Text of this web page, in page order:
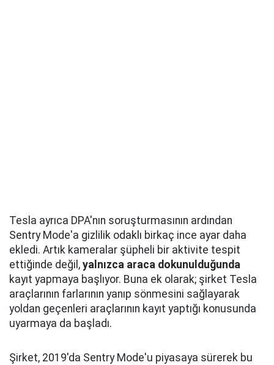
Tesla ayrıca DPA'nın soruşturmasının ardından
Sentry Mode'a gizlilik odaklı birkaç ince ayar daha
ekledi. Artık kameralar şüpheli bir aktivite tespit
ettiğinde değil, yalnızca araca dokunulduğunda
kayıt yapmaya başlıyor. Buna ek olarak; şirket Tesla
araçlarının farlarının yanıp sönmesini sağlayarak
yoldan geçenleri araçlarının kayıt yaptığı konusunda
uyarmaya da başladı.
Şirket, 2019'da Sentry Mode'u piyasaya sürerek bu